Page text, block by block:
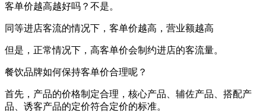
客单价越高越好吗？不是。
同等进店客流的情况下，客单价越高，营业额越高
但是，正常情况下，高客单价会制约进店的客流量。
餐饮品牌如何保持客单价合理呢？
首先，产品的价格制定合理，核心产品、辅佐产品、搭配产
品、诱客产品的定价符合定价的标准。